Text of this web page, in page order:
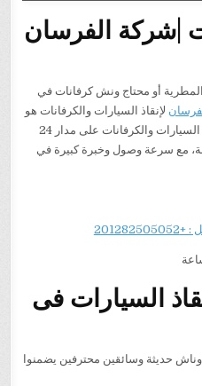
|شركة الفرسان
أو محتاج ونش كرفانات في
لإنقاذ السيارات والكرفانات هو
الحل الأمثل. بنقدّم خدمة سحب ونقل السيارات والكرفانات على مدار 24
مع سرعة وصول وخبرة كبيرة في
السيارات فى
حديثة وسائقين محترفين يضمنوا